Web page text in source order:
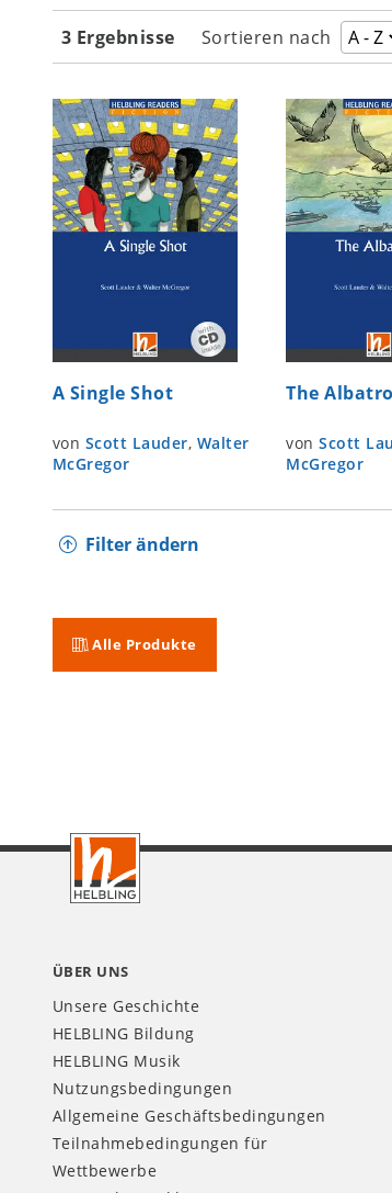
3 Ergebnisse Sortieren nach
A Single Shot
von Scott Lauder, Walter
McGregor
The
vonScott
McGregor
Filter ändern
Alle Produkte
Footer
ÜBER UNS
Unsere Geschichte
HELBLING Bildung
HELBLING Musik
Nutzungsbedingungen
Allgemeine Geschäftsbedingungen
Teilnahmebedingungen für
Wettbewerbe